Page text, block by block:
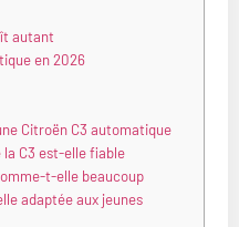
autant
en 2026
Citroën C3 automatique
C3 est-elle fiable
t-elle beaucoup
adaptée aux jeunes